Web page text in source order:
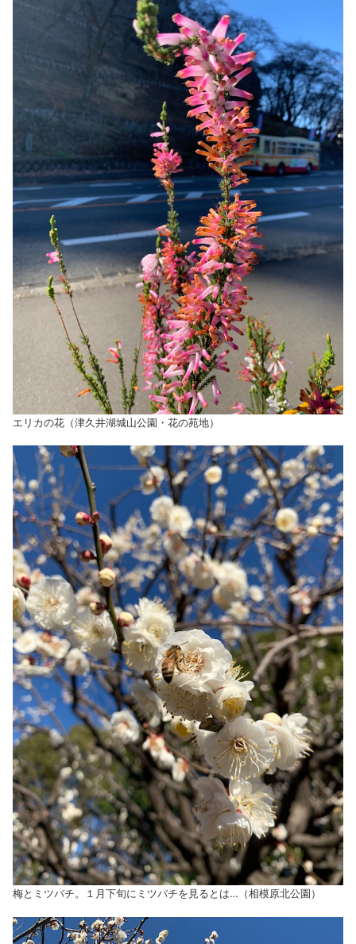
エリカの花（津久井湖城山公園・花の苑地）
梅とミツバチ。１月下旬にミツバチを見るとは…（相模原北公園）